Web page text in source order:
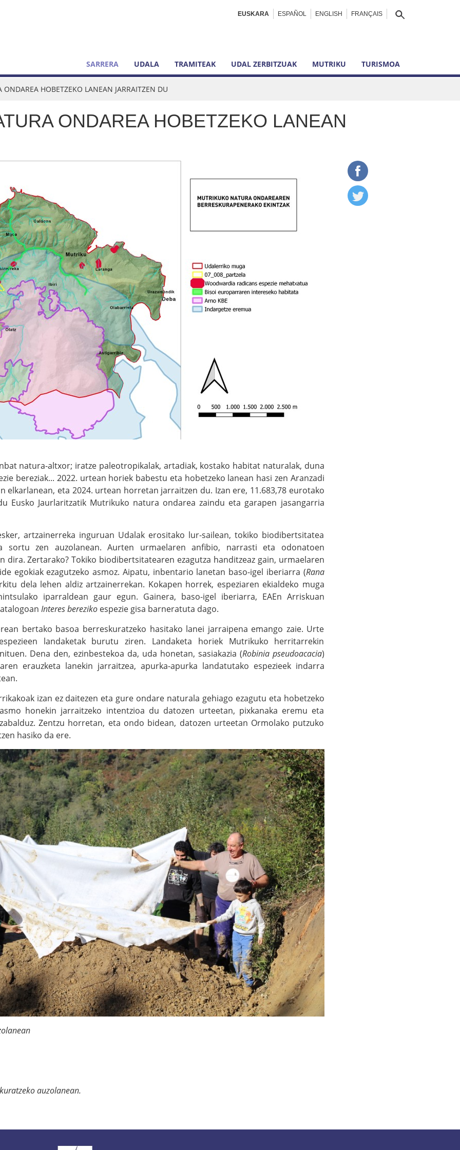
EUSKARA ESPAÑOL ENGLISH FRANÇAIS
SARRERA UDALA TRAMITEAK UDAL ZERBITZUAK MUTRIKU TURISMOA
HOBETZEKO LANEAN JARRAITZEN DU
ONDAREA HOBETZEKO LANEAN
natura-altxor; iratze paleotropikalak, artadiak, kostako habitat naturalak, duna
bereziak... 2022. urtean horiek babestu eta hobetzeko lanean hasi zen Aranzadi
elkarlanean, eta 2024. urtean horretan jarraitzen du. Izan ere, 11.683,78 eurotako
Eusko Jaurlaritzatik Mutrikuko natura ondarea zaindu eta garapen jasangarria
artzainerreka inguruan Udalak erositako lur-sailean, tokiko biodibertsitatea
sortu zen auzolanean. Aurten urmaelaren anfibio, narrasti eta odonatoen
dira. Zertarako? Tokiko biodibertsitatearen ezagutza handitzeaz gain, urmaelaren
egokiak ezagutzeko asmoz. Aipatu, inbentario lanetan baso-igel iberiarra (Rana
dela lehen aldiz artzainerrekan. Kokapen horrek, espeziaren ekialdeko muga
iparraldean gaur egun. Gainera, baso-igel iberiarra, EAEn Arriskuan
Interes bereziko espezie gisa barneratuta dago.
bertako basoa berreskuratzeko hasitako lanei jarraipena emango zaie. Urte
landaketak burutu ziren. Landaketa horiek Mutrikuko herritarrekin
Dena den, ezinbestekoa da, uda honetan, sasiakazia (Robinia pseudoacacia)
erauzketa lanekin jarraitzea, apurka-apurka landatutako espezieek indarra
izan ez daitezen eta gure ondare naturala gehiago ezagutu eta hobetzeko
honekin jarraitzeko intentzioa du datozen urteetan, pixkanaka eremu eta
Zentzu horretan, eta ondo bidean, datozen urteetan Ormolako putzuko
hasiko da ere.
auzolanean.